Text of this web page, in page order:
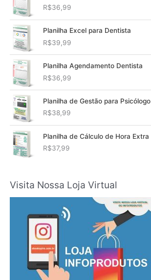
R$36,99
Planilha Excel para Dentista
R$39,99
Planilha Agendamento Dentista
R$36,99
Planilha de Gestão para Psicólogo
R$38,99
Planilha de Cálculo de Hora Extra
R$37,99
Visita Nossa Loja Virtual